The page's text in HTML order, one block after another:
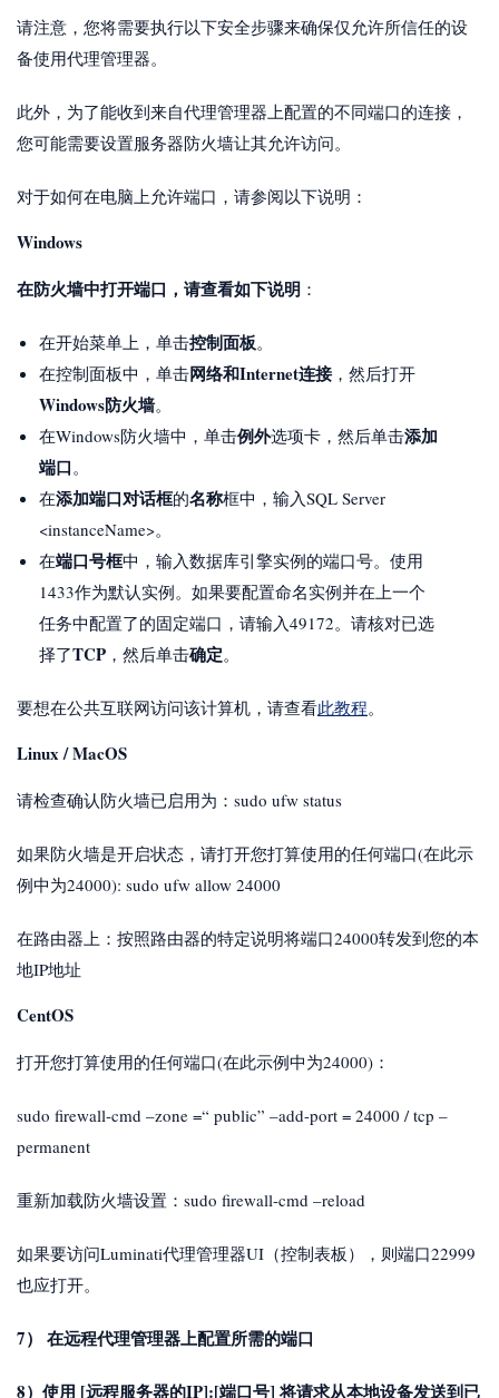
请注意，您将需要执行以下安全步骤来确保仅允许所信任的设
备使用代理管理器。
此外，为了能收到来自代理管理器上配置的不同端口的连接，
您可能需要设置服务器防火墙让其允许访问。
对于如何在电脑上允许端口，请参阅以下说明：
Windows
在防火墙中打开端口，请查看如下说明 ：
在开始菜单上，单击控制面板。
在控制面板中，单击网络和Internet连接，然后打开
Windows防火墙。
在Windows防火墙中，单击例外选项卡，然后单击添加
端口 。
在添加端口对话框的名称框中，输入SQL Server
<instanceName>。
在端口号框中，输入数据库引擎实例的端口号。使用
1433作为默认实例。如果要配置命名实例并在上一个
任务中配置了的固定端口，请输入49172。请核对已选
择了TCP ，然后单击确定。
要想在公共互联网访问该计算机，请查看此教程。
Linux / MacOS
请检查确认防火墙已启用为：sudo ufw status
如果防火墙是开启状态，请打开您打算使用的任何端口(在此示
例中为24000): sudo ufw allow 24000
在路由器上：按照路由器的特定说明将端口24000转发到您的本
地IP地址
CentOS
打开您打算使用的任何端口(在此示例中为24000)：
sudo firewall-cmd –zone =“ public” –add-port = 24000 / tcp –
permanent
重新加载防火墙设置：sudo firewall-cmd –reload
如果要访问Luminati代理管理器UI（控制表板），则端口22999
也应打开。
7） 在远程代理管理器上配置所需的端口
8）使用 [远程服务器的IP]:[端口号] 将请求从本地设备发送到已